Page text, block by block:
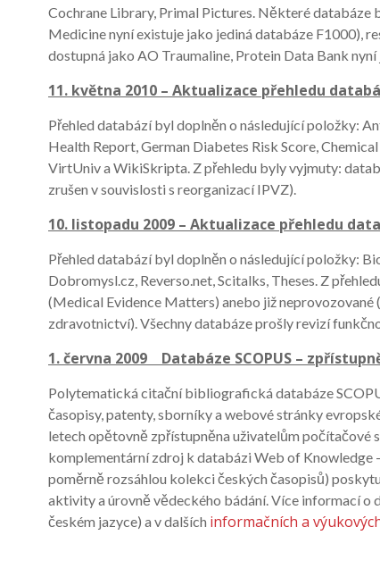
Cochrane Library, Primal Pictures. Některé
Medicine nyní existuje jako jediná databáze F1000),
dostupná jako AO Traumaline, Protein Data Bank
11. května 2010 – Aktualizace přehledu
Přehled databází byl doplněn o následující položky:
Health Report, German Diabetes Risk Score,
VirtUniv a WikiSkripta. Z přehledu byly vyjmuty:
zrušen v souvislosti s reorganizací IPVZ).
10. listopadu 2009 – Aktualizace přehledu
Přehled databází byl doplněn o následující položky:
Dobromysl.cz, Reverso.net, Scitalks, Theses. Z
(Medical Evidence Matters) anebo již
zdravotnictví). Všechny databáze prošly revizí
1. června 2009 Databáze SCOPUS –
Polytematická citační bibliografická databáze
časopisy, patenty, sborníky a webové stránky
letech opětovně zpřístupněna uživatelům počítačové
komplementární zdroj k databázi Web of Knowledge
poměrně rozsáhlou kolekci českých časopisů)
aktivity a úrovně vědeckého bádání. Více informací o
českém jazyce) a v dalších informačních a